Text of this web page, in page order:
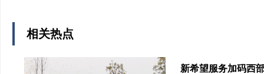
相关热点
新希望服务加码西